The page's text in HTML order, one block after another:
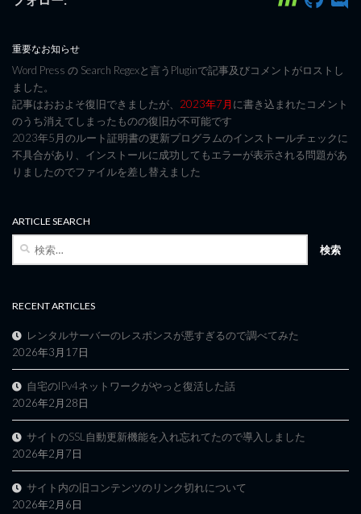
重要なお知らせ
Word Press の Search Regexと言うPluginで記事及びコメントがロストし
ました。
記事はおおよそ復旧できましたが、 2023年7月に書き込まれたコメント
のうち消えてしまったものの復旧が不可能です
2023年5月のルート証明書の更新プログラムのインストールチェックに
不具合があり、インストールに成功してもエラーが表示される問題があ
りましたのでファイルを差し替えました
ARTICLE SEARCH
RECENT ARTICLES
レンタルサーバーのレスポンスが悪すぎるので調べてみた
2026年3月17日
自宅のIPv4ネットワークがやっと復活した話
2026年2月28日
サイトのSSL自動更新機能を入れ忘れてたので導入しました
2026年2月7日
サイト内の旧コンテンツのリンク切れについて
2026年2月6日